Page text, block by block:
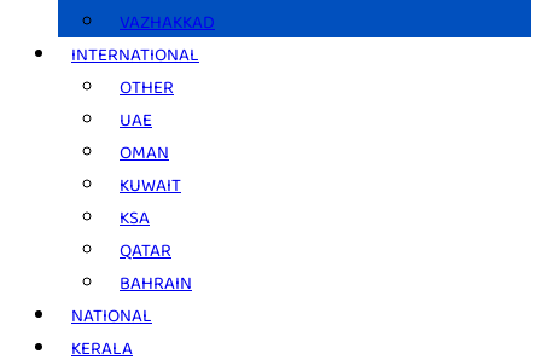
VAZHAKKAD
INTERNATIONAL
OTHER
UAE
OMAN
KUWAIT
KSA
QATAR
BAHRAIN
NATIONAL
KERALA